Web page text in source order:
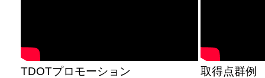
TDOTプロモーション 取得点群例